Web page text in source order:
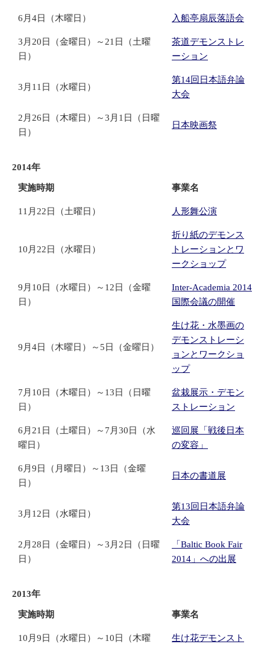
6月4日（木曜日） 入船亭扇辰落語会
3月20日（金曜日）～21日（土曜
日）
茶道デモンストレ
ーション
3月11日（水曜日）
第14回日本語弁論
大会
2月26日（木曜日）～3月1日（日曜
日）
日本映画祭
2014年
実施時期 事業名
11月22日（土曜日） 人形舞公演
10月22日（水曜日）
折り紙のデモンス
トレーションとワ
ークショップ
9月10日（水曜日）～12日（金曜
日）
Inter-Academia 2014
国際会議の開催
9月4日（木曜日）～5日（金曜日）
生け花・水墨画の
デモンストレーシ
ョンとワークショ
ップ
7月10日（木曜日）～13日（日曜
日）
盆栽展示・デモン
ストレーション
6月21日（土曜日）～7月30日（水
曜日）
巡回展「戦後日本
の変容」
6月9日（月曜日）～13日（金曜
日）
日本の書道展
3月12日（水曜日）
第13回日本語弁論
大会
2月28日（金曜日）～3月2日（日曜
日）
「Baltic Book Fair
2014」への出展
2013年
実施時期 事業名
10月9日（水曜日）～10日（木曜
生け花デモンスト